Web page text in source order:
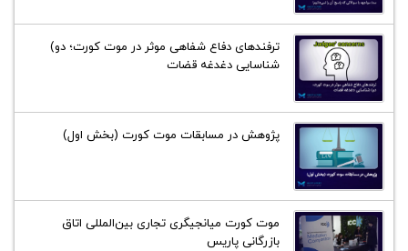
ترفند‌های دفاع شفاهی موثر در موت کورت؛ دو)
شناسایی دغدغه قضات
پژوهش در مسابقات موت کورت (بخش اول)
موت کورت میانجیگری تجاری بین‌المللی اتاق
بازرگانی پاریس